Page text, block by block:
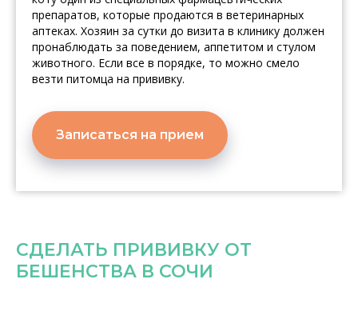
препаратов, которые продаются в ветеринарных
аптеках. Хозяин за сутки до визита в клинику должен
пронаблюдать за поведением, аппетитом и стулом
животного. Если все в порядке, то можно смело
везти питомца на прививку.
Записаться на прием
СДЕЛАТЬ ПРИВИВКУ ОТ
БЕШЕНСТВА В СОЧИ